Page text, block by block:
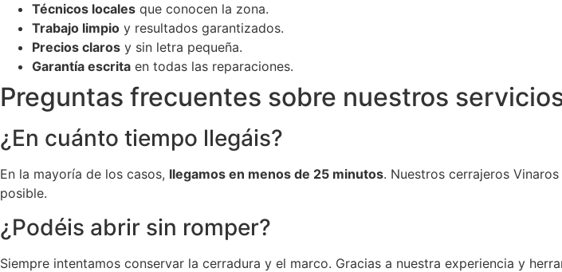
Técnicos locales que conocen la zona.
Trabajo limpio y resultados garantizados.
Precios claros y sin letra pequeña.
Garantía escrita en todas las reparaciones.
Preguntas frecuentes sobre nuestros
¿En cuánto tiempo llegáis?
En la mayoría de los casos, llegamos en menos de 25 minutos. Nuestros cerrajeros
posible.
¿Podéis abrir sin romper?
Siempre intentamos conservar la cerradura y el marco. Gracias a nuestra experiencia y